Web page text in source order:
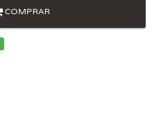
COMPRAR